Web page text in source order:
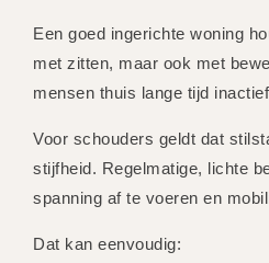
Een goed ingerichte woning
met zitten, maar ook met
mensen thuis lange tijd
Voor schouders geldt dat
stijfheid. Regelmatige, lichte
spanning af te voeren en
Dat kan eenvoudig: